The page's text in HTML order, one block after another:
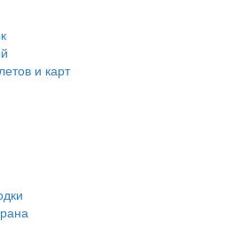
и карт